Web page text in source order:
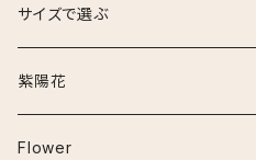
マリア
パーバティ
アロカシア
ナイロビナイツ
アンスリウム
クラリネルビウム
エスキナンサス
陶器鉢
セメント鉢
インテリア雑貨
お手入れ用品
その他の用品
サイズで選ぶ
~30cm
30cm~50cm
紫陽花
アーリーピンク
Flower